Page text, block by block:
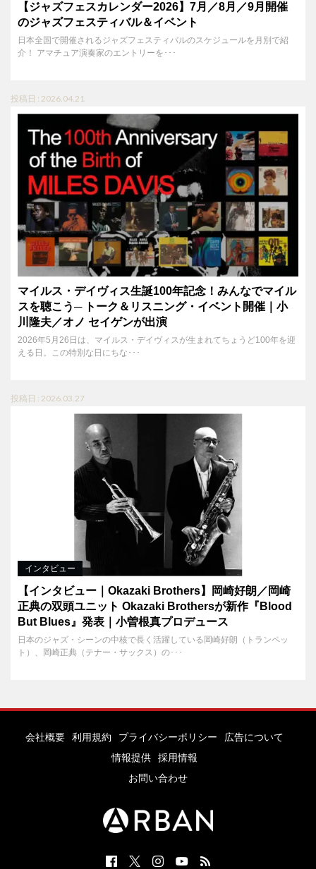
【ジャズフェスカレンダー2026】7月／8月／9月開催
のジャズフェスティバル＆イベント
日本全国で開催されるジャズフェスティバルのスケジュールを月別で紹
介！ アマチュア演奏家のエントリーを･･･
投稿日 : 2026.04.21
マイルス・デイヴィス生誕100年記念！みんなでマイル
スを聴こう─ トーク＆リスニング・イベント開催｜小
川隆夫／オノ セイゲンが出演
2026年5月26日は、マイルス・デイヴィスが生まれてちょうど100年を迎
える日。この特別な日にちな･･･
投稿日 : 2026.03.27
インタビュー
【インタビュー｜Okazaki Brothers】岡崎好朗／岡崎
正典の双頭ユニット Okazaki Brothersが新作『Blood
But Blues』発表｜小曽根真プロデュース
日本のジャズ・シーンの中核で長く活躍している岡崎好朗（トランペッ
ト）、岡崎正典（テナー・サックス）の･･･
会社概要 利用規約 プライバシーポリシー
広告について
情報提供
採用情報
お問い合わせ